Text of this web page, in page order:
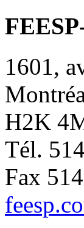
1601,
H2K
Tél.
Fax